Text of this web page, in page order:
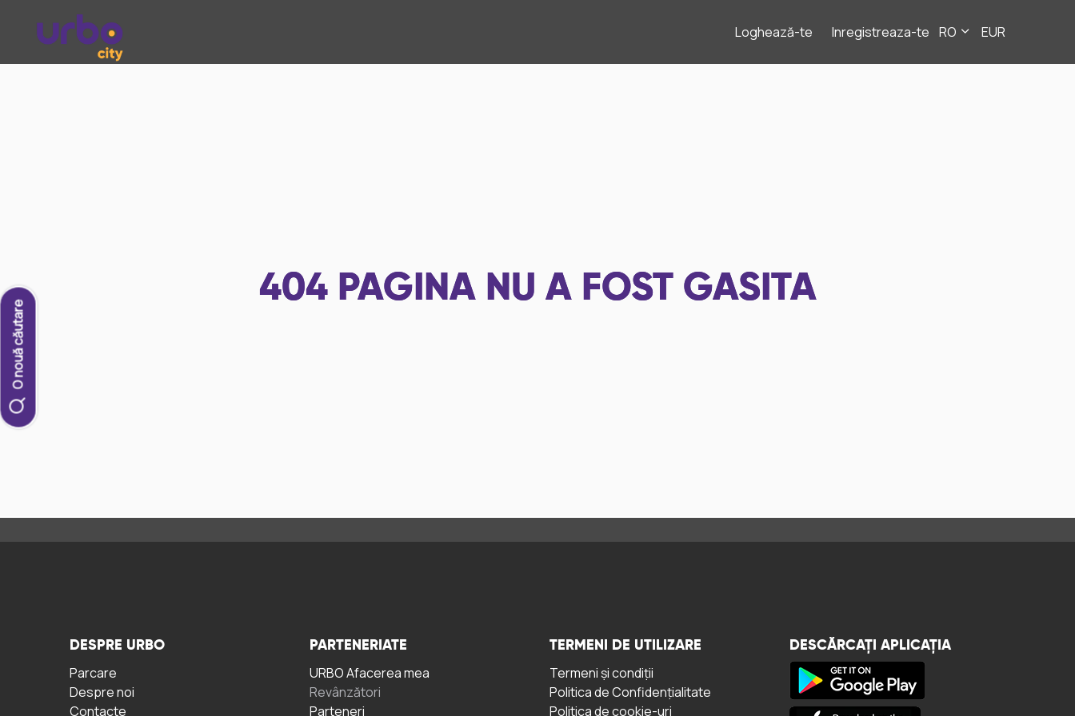
Loghează-te Inregistreaza-te RO EUR
O nouă căutare
404 PAGINA NU A FOST GASITA
DESPRE URBO
Parcare
Despre noi
Contacte
PARTENERIATE
URBO Afacerea mea
Revânzători
Parteneri
TERMENI DE UTILIZARE
Termeni și condiții
Politica de Confidențialitate
Politica de cookie-uri
DESCĂRCAȚI APLICAȚIA